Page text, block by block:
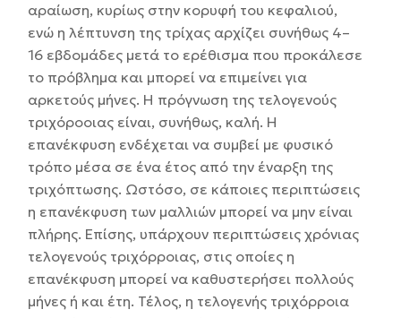
αραίωση, κυρίως στην κορυφή του κεφαλιού,
ενώ η λέπτυνση της τρίχας αρχίζει συνήθως 4–
16 εβδομάδες μετά το ερέθισμα που προκάλεσε
το πρόβλημα και μπορεί να επιμείνει για
αρκετούς μήνες. Η πρόγνωση της τελογενούς
τριχόροοιας είναι, συνήθως, καλή. Η
επανέκφυση ενδέχεται να συμβεί με φυσικό
τρόπο μέσα σε ένα έτος από την έναρξη της
τριχόπτωσης. Ωστόσο, σε κάποιες περιπτώσεις
η επανέκφυση των μαλλιών μπορεί να μην είναι
πλήρης. Επίσης, υπάρχουν περιπτώσεις χρόνιας
τελογενούς τριχόρροιας, στις οποίες η
επανέκφυση μπορεί να καθυστερήσει πολλούς
μήνες ή και έτη. Τέλος, η τελογενής τριχόρροια